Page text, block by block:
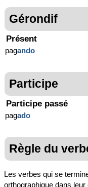
Gérondif
Présent
pagando
Participe
Participe passé
pagado
Règle du
Les verbes qui se
orthographique dans